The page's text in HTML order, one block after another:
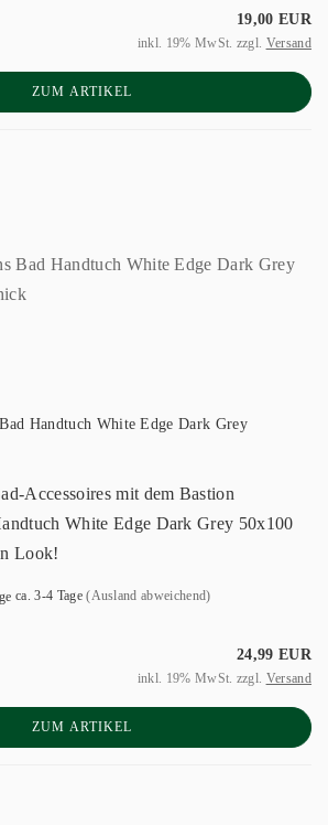
19,00 EUR
inkl. 19% MwSt. zzgl. Versand
ZUM ARTIKEL
Handtuch White Edge Dark Grey
Accessoires mit dem Bastion
White Edge Dark Grey 50x100
Look!
ca. 3-4 Tage (Ausland abweichend)
24,99 EUR
inkl. 19% MwSt. zzgl. Versand
ZUM ARTIKEL